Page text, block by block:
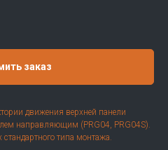
заказ
движения верхней панели
направляющим (PRG04, PRG04S).
типа монтажа.